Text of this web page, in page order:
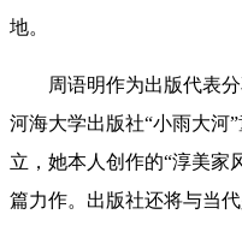
地。
周语明作为出版代表分
河海大学出版社“小雨大河
立，她本人创作的“淳美家
篇力作。出版社还将与当